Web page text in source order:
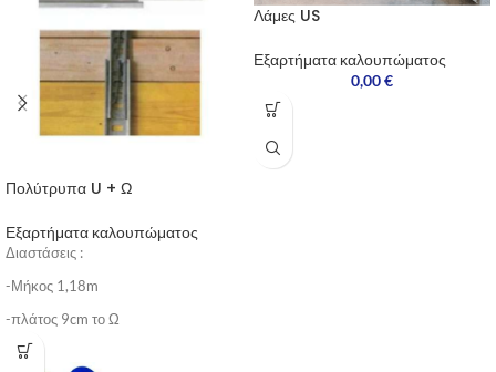
Πολύτρυπα U + Ω
Εξαρτήματα καλουπώματος
Διαστάσεις :
-Μήκος 1,18m
-πλάτος 9cm το Ω
-πλάτος 6cm to U
Λάμες US
Εξαρτήματα καλουπώματος
0,00€